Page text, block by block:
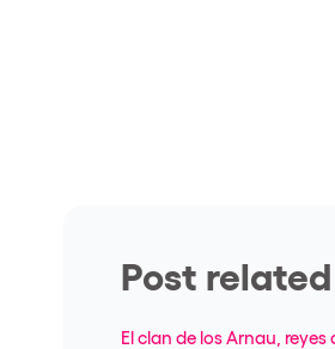
Post related
El clan de los Arnau, reyes